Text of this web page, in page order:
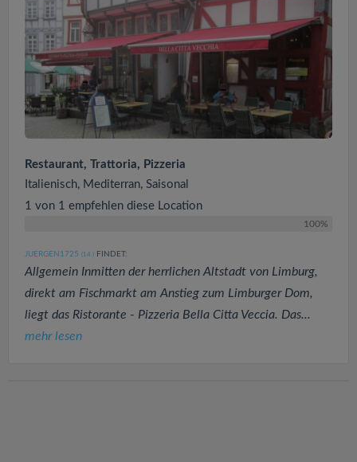
Restaurant, Trattoria, Pizzeria
Italienisch, Mediterran, Saisonal
1 von 1 empfehlen diese Location
100%
JUERGEN1725 (14 ) FINDET:
Allgemein Inmitten der herrlichen Altstadt von Limburg,
direkt am Fischmarkt am Anstieg zum Limburger Dom,
liegt das Ristorante - Pizzeria Bella Citta Veccia. Das...
mehr lesen